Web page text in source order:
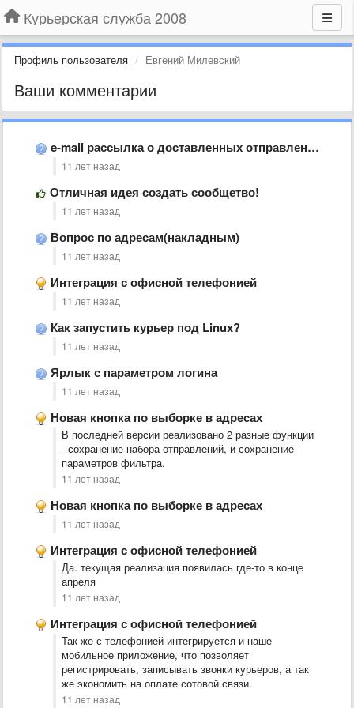
Курьерская служба 2008
Профиль пользователя Евгений Милевский
Ваши комментарии
e-mail рассылка о доставленных отправлениях
11 лет назад
Отличная идея создать сообщетво!
11 лет назад
Вопрос по адресам(накладным)
11 лет назад
Интеграция с офисной телефонией
11 лет назад
Как запустить курьер под Linux?
11 лет назад
Ярлык с параметром логина
11 лет назад
Новая кнопка по выборке в адресах
В последней версии реализовано 2 разные функции
- сохранение набора отправлений, и сохранение
параметров фильтра.
11 лет назад
Новая кнопка по выборке в адресах
11 лет назад
Интеграция с офисной телефонией
Да. текущая реализация появилась где-то в конце
апреля
11 лет назад
Интеграция с офисной телефонией
Так же с телефонией интегрируется и наше
мобильное приложение, что позволяет
регистрировать, записывать звонки курьеров, а так
же экономить на оплате сотовой связи.
11 лет назад